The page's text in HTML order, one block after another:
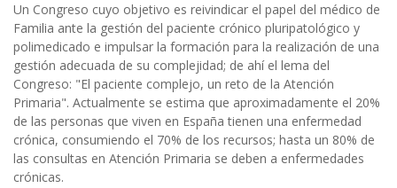
Un Congreso cuyo objetivo es reivindicar el papel del médico de
Familia ante la gestión del paciente crónico pluripatológico y
polimedicado e impulsar la formación para la realización de una
gestión adecuada de su complejidad; de ahí el lema del
Congreso: "El paciente complejo, un reto de la Atención
Primaria". Actualmente se estima que aproximadamente el 20%
de las personas que viven en España tienen una enfermedad
crónica, consumiendo el 70% de los recursos; hasta un 80% de
las consultas en Atención Primaria se deben a enfermedades
crónicas.